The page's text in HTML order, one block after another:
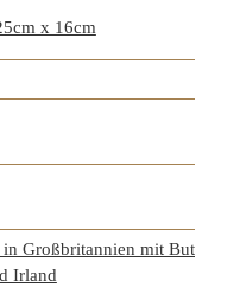
x 16cm
Großbritannien mit Butter
Irland